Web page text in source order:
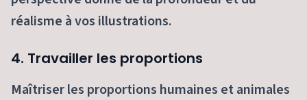
réalisme à vos illustrations.
4. Travailler les proportions
Maîtriser les proportions humaines et animales